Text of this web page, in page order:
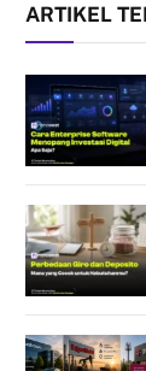
ARTIKEL